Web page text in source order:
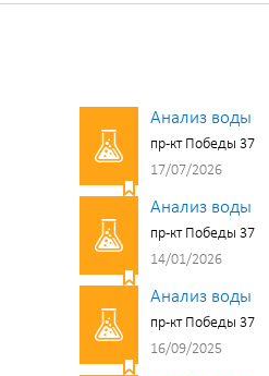
Анализ воды
пр-кт Победы 37
17/07/2026
Анализ воды
пр-кт Победы 37
14/01/2026
Анализ воды
пр-кт Победы 37
16/09/2025